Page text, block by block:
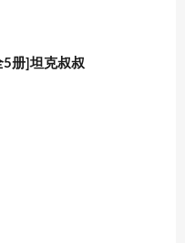
5册]坦克叔叔